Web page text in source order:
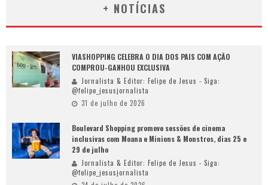
+ NOTÍCIAS
VIASHOPPING CELEBRA O DIA DOS PAIS COM AÇÃO
COMPROU-GANHOU EXCLUSIVA
Jornalista & Editor: Felipe de Jesus - Siga:
@felipe_jesusjornalista
31 de julho de 2026
Boulevard Shopping promove sessões de cinema
inclusivas com Moana e Minions & Monstros, dias 25 e
29 de julho
Jornalista & Editor: Felipe de Jesus - Siga:
@felipe_jesusjornalista